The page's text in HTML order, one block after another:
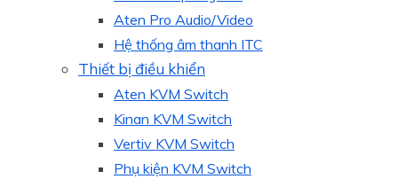
Aten Pro Audio/Video
Hệ thống âm thanh ITC
Thiết bị điều khiển
Aten KVM Switch
Kinan KVM Switch
Vertiv KVM Switch
Phụ kiện KVM Switch